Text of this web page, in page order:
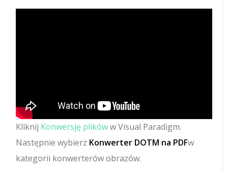
Kliknij Konwersję plikóww Visual Paradigm.
Następnie wybierz Konwerter DOTM na PDFw
kategorii konwerterów obrazów.